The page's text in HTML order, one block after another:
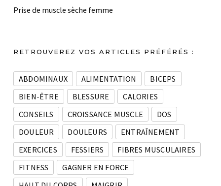
Prise de muscle sèche femme
RETROUVEREZ VOS ARTICLES PRÉFÉRÉS :
ABDOMINAUX ALIMENTATION
BICEPS
BIEN-ÊTRE
BLESSURE
CALORIES
CONSEILS
CROISSANCE MUSCLE
DOS
DOULEUR
DOULEURS
ENTRAÎNEMENT
EXERCICES
FESSIERS
FIBRES MUSCULAIRES
FITNESS
GAGNER EN FORCE